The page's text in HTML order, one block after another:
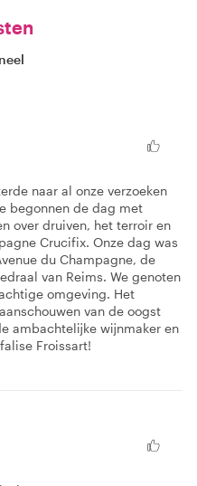
naar al onze verzoeken
begonnen de dag met
over druiven, het terroir en
Crucifix. Onze dag was
du Champagne, de
van Reims. We genoten
omgeving. Het
van de oogst
ambachtelijke wijnmaker en
Froissart!